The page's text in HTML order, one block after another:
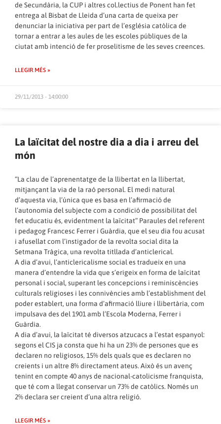
de Secundària, la CUP i altres col.lectius de Ponent han fet
entrega al Bisbat de Lleida d’una carta de queixa per
denunciar la iniciativa per part de l’església catòlica de
tornar a entrar a les aules de les escoles públiques de la
ciutat amb intenció de fer proselitisme de les seves creences.
LLEGIR MÉS »
29/11/2013 - 14:00:00
La laïcitat del nostre dia a dia i arreu del
món
“La clau de l’aprenentatge de la llibertat en la llibertat,
mitjançant la via de la raó personal. El medi natural
d’aquesta via, l’única que es basa en l’afirmació de
l’autonomia del subjecte com a condició de possibilitat del
fet educatiu és, evidentment la laïcitat” Paraules del referent
i pedagog Francesc Ferrer i Guàrdia, que el seu dia fou acusat
i afusellat com l’instigador de la revolta social dita la
Setmana Tràgica, una revolta titllada d’anticlerical.
A dia d’avui, l’anticlericalisme social es tradueix en una
manera d’entendre la vida que s’erigeix en forma de laïcitat
personal i social, superant les concepcions i reminiscències
culturals religioses i les connivències amb l’establishment del
poder establert, una forma d’afirmació lliure i llibertària, com
impulsava des del 1901 amb l’Escola Moderna, Ferrer i
Guàrdia.
A dia d’avui, la laïcitat té diversos atzucacs a l’estat espanyol:
segons el CIS ja consta que hi ha un 23% de persones que es
declaren no religiosos, 15% dels quals que es declaren no
creients i un altre 8% directament ateus. Això és un avenç
tenint en compte 40 anys de nacional-catolicisme franquista,
que té com a llegat conservar un 73% de catòlics. Només un
2% declara ser creient d’una altra religió.
LLEGIR MÉS »